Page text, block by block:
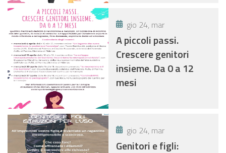
gio 24, mar
A piccoli passi.
Crescere genitori
insieme. Da 0 a 12
mesi
gio 24, mar
Genitori e figli: